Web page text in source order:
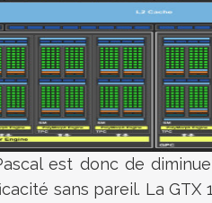
est donc de
sans pareil. La GTX